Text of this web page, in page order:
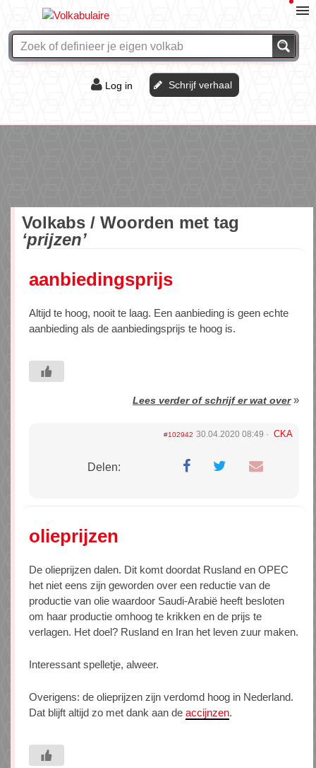
Log in Schrijf verhaal
Volkabs / Woorden met tag
‘prijzen’
aanbiedingsprijs
Altijd te hoog, nooit te laag. Een aanbieding is geen echte
aanbieding als de aanbiedingsprijs te hoog is.
Lees verder of schrijf er wat over»
#102942 30.04.2020 08:49 CKA
Delen:
olieprijzen
De olieprijzen dalen. Dit komt doordat Rusland en OPEC
het niet eens zijn geworden over een reductie van de
productie van olie waardoor Saudi-Arabië heeft besloten
om haar productie omhoog te krikken en de prijs te
verlagen. Het doel? Rusland en Iran het leven zuur maken.
Interessant spelletje, alweer.
Overigens: de olieprijzen zijn verdomd hoog in Nederland.
Dat blijft altijd zo met dank aan de accijnzen.